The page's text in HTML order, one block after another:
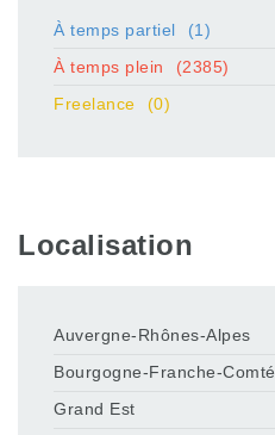
À temps partiel
(1)
À temps plein
(2385)
Freelance
(0)
Localisation
Auvergne-Rhônes-Alpes
Bourgogne-Franche-Comté
Grand Est